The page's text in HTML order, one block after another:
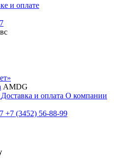
и оплате
AMDG
Доставка и оплата О компании
+7 (3452) 56-88-99